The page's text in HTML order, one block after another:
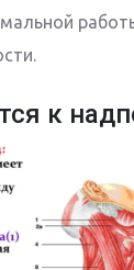
к